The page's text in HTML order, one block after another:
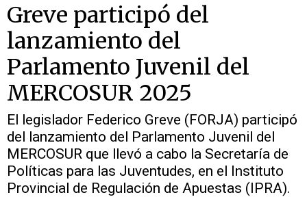
Greve participó del
lanzamiento del
Parlamento Juvenil del
MERCOSUR 2025
El legislador Federico Greve (FORJA) participó
del lanzamiento del Parlamento Juvenil del
MERCOSUR que llevó a cabo la Secretaría de
Políticas para las Juventudes, en el Instituto
Provincial de Regulación de Apuestas (IPRA).